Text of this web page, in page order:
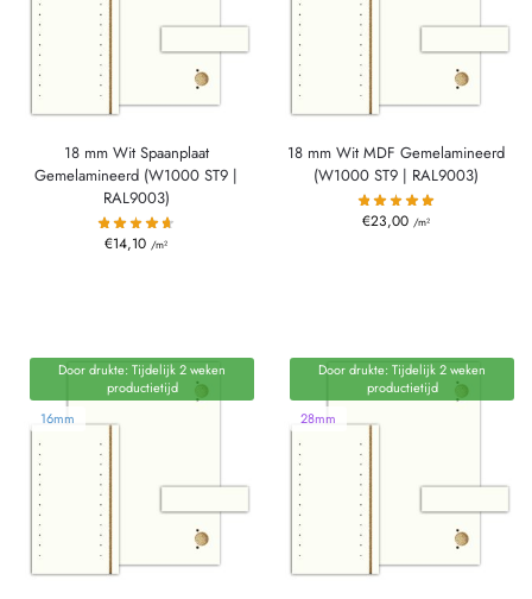
18 mm Wit Spaanplaat
Gemelamineerd (W1000 ST9 |
RAL9003)
€14,10 /m²
18 mm Wit MDF Gemelamineerd
(W1000 ST9 | RAL9003)
€23,00 /m²
Door drukte: Tijdelijk 2 weken
productietijd
16mm
Door drukte: Tijdelijk 2 weken
productietijd
28mm